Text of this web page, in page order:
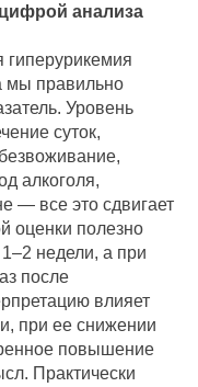
анализа
гиперурикемия
мы правильно
Уровень
суток,
алкоголя,
— все это сдвигает
оценки полезно
недели, а при
после
влияет
при ее снижении
повышение
Практически